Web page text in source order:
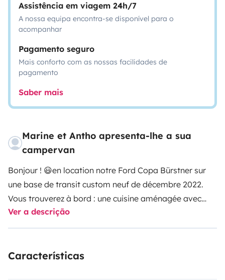
Assistência em viagem 24h/7
A nossa equipa encontra-se disponível para o
acompanhar
Pagamento seguro
Mais conforto com as nossas facilidades de
pagamento
Saber mais
Marine et Antho apresenta-lhe a sua
campervan
Bonjour ! 😃en location notre Ford Copa Bürstner sur
une base de transit custom neuf de décembre 2022.
Vous trouverez à bord : une cuisine aménagée avec
réfrigérateur à compression 🍻, 2 feux de cuisson à
gaz, un petit évier, 2 lits doubles dont un dans le toit
une réserve d'eau de 50 litres, une douchette extérieure
Ver a descrição
Características